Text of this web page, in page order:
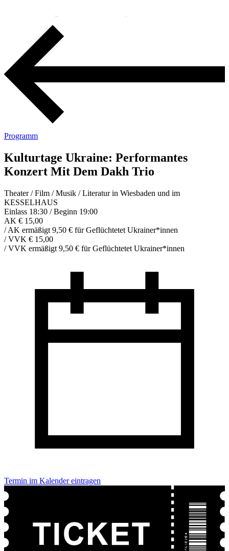
Programm
Kulturtage Ukraine: Performantes
Konzert Mit Dem Dakh Trio
Theater / Film / Musik / Literatur in Wiesbaden und im
KESSELHAUS
Einlass 18:30 / Beginn 19:00
AK € 15,00
/AK ermäßigt 9,50 € für Geflüchtetet Ukrainer*innen
/VVK € 15,00
/VVK ermäßigt 9,50 € für Geflüchtetet Ukrainer*innen
Termin im Kalender eintragen